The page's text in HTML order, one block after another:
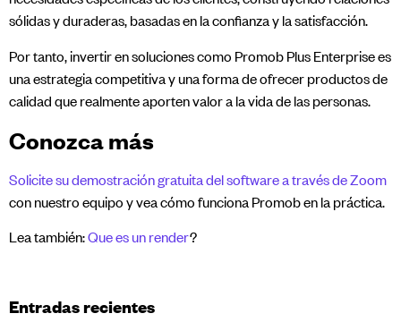
sólidas y duraderas, basadas en la confianza y la satisfacción.
Por tanto, invertir en soluciones como Promob Plus Enterprise es
una estrategia competitiva y una forma de ofrecer productos de
calidad que realmente aporten valor a la vida de las personas.
Conozca más
Solicite su demostración gratuita del software a través de Zoom
con nuestro equipo y vea cómo funciona Promob en la práctica.
Lea también:Que es un render?
Entradas recientes